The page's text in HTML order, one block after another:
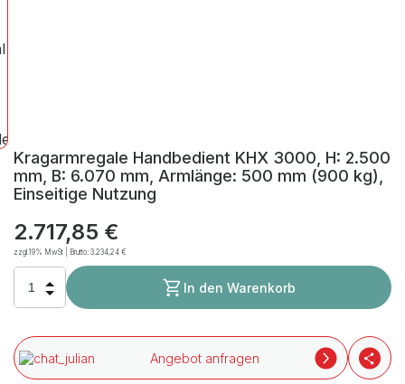
Kragarmregale Handbedient KHX 3000, H: 2.500
mm, B: 6.070 mm, Armlänge: 500 mm (900 kg),
Einseitige Nutzung
2.717,85 €
zzgl.19% MwSt | Brutto:3.234,24 €
In den Warenkorb
Angebot anfragen